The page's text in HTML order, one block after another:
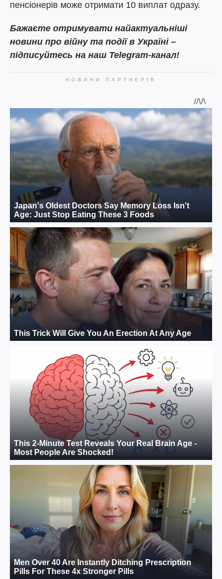
пенсіонерів може отримати 10 виплат одразу.
Бажаєте отримувати найактуальніші
новини про війну та події в Україні –
підписуйтесь на наш Telegram-канал!